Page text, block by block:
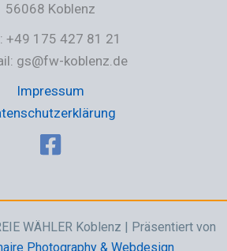
56068 Koblenz
+49 175 427 81 21
gs@fw-koblenz.de
Impressum
WÄHLER Koblenz | Präsentiert von
Photography & Webdesign